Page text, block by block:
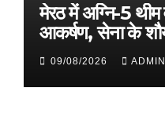
मेरठ में अग्नि-5 थीम
आकर्षण, सेना के
09/08/2026 ADMIN